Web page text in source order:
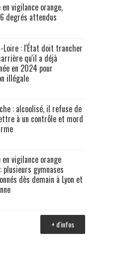
en vigilance orange,
degrés attendus
Loire : l'État doit trancher
qu'il a déjà
en 2024 pour
illégale
: alcoolisé, il refuse de
à un contrôle et mord
en vigilance orange
plusieurs gymnases
dès demain à Lyon et
+ d'infos